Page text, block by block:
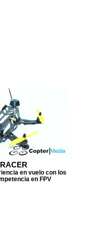
en vuelo con los
en FPV